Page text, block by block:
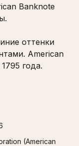
Banknote
оттенки
American
года.
(American